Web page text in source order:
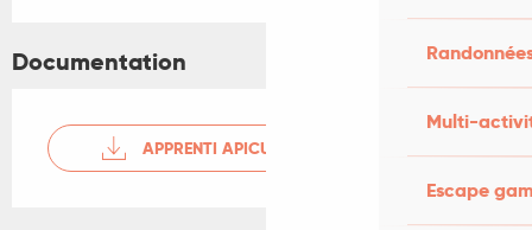
Multi-
Escape
Documentation
APPRENTI APICULTEUR